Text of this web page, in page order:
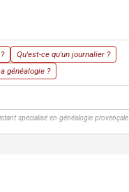
Qu'est-ce qu'un journalier ?
généalogie ?
spécialisé en généalogie provençale